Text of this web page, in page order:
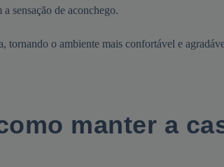
sensação de aconchego.
tornando o ambiente mais confortável e
manter a